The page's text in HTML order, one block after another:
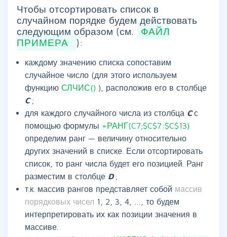
Чтобы отсортировать список в
случайном порядке будем действовать
следующим образом (см.
ФАЙЛ
ПРИМЕРА
):
каждому значению списка сопоставим
случайное число (для этого используем
функцию СЛЧИС() ), расположив его в столбце
C;
для каждого случайного числа из столбца Cс
помощью формулы =РАНГ(C7;$C$7:$C$13)
определим ранг — величину относительно
других значений в списке. Если отсортировать
список, то ранг числа будет его позицией. Ранг
разместим в столбце D;
т.к. массив рангов представляет собой массив
порядковых чисел 1, 2, 3, 4, …, то будем
интерпретировать их как позиции значения в
массиве.